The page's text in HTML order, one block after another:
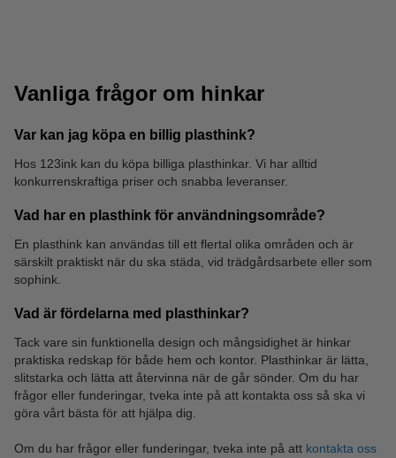
Vanliga frågor om hinkar
Var kan jag köpa en billig plasthink?
Hos 123ink kan du köpa billiga plasthinkar. Vi har alltid
konkurrenskraftiga priser och snabba leveranser.
Vad har en plasthink för användningsområde?
En plasthink kan användas till ett flertal olika områden och är
särskilt praktiskt när du ska städa, vid trädgårdsarbete eller som
sophink.
Vad är fördelarna med plasthinkar?
Tack vare sin funktionella design och mångsidighet är hinkar
praktiska redskap för både hem och kontor. Plasthinkar är lätta,
slitstarka och lätta att återvinna när de går sönder. Om du har
frågor eller funderingar, tveka inte på att kontakta oss så ska vi
göra vårt bästa för att hjälpa dig.
Om du har frågor eller funderingar, tveka inte på att kontakta oss